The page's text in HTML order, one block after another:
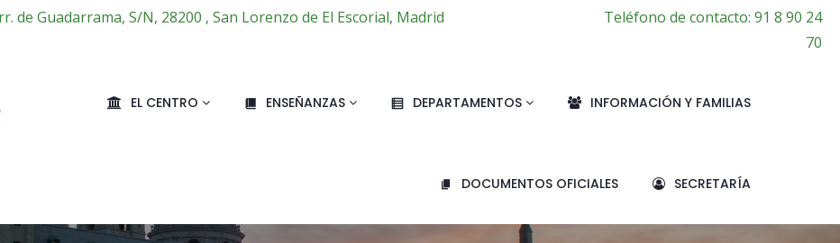
de Guadarrama, S/N, 28200 , San Lorenzo de El Escorial, Madrid
Teléfono de contacto: 91 8 90 24
70
EL CENTRO ENSEÑANZAS DEPARTAMENTOS INFORMACIÓN Y FAMILIAS
DOCUMENTOS OFICIALES SECRETARÍA